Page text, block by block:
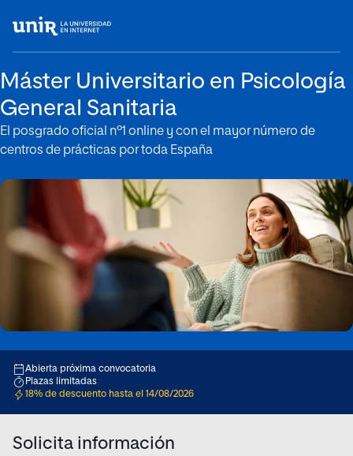
Máster Universitario en Psicología
General Sanitaria
El posgrado oficial nº1 online y con el mayor número de
centros de prácticas por toda España
Abierta próxima convocatoria
Plazas limitadas
18% de descuento hasta el 14/08/2026
Solicita información